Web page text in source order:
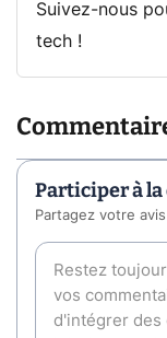
Suivez-nous
tech !
Participer à
Partagez votre